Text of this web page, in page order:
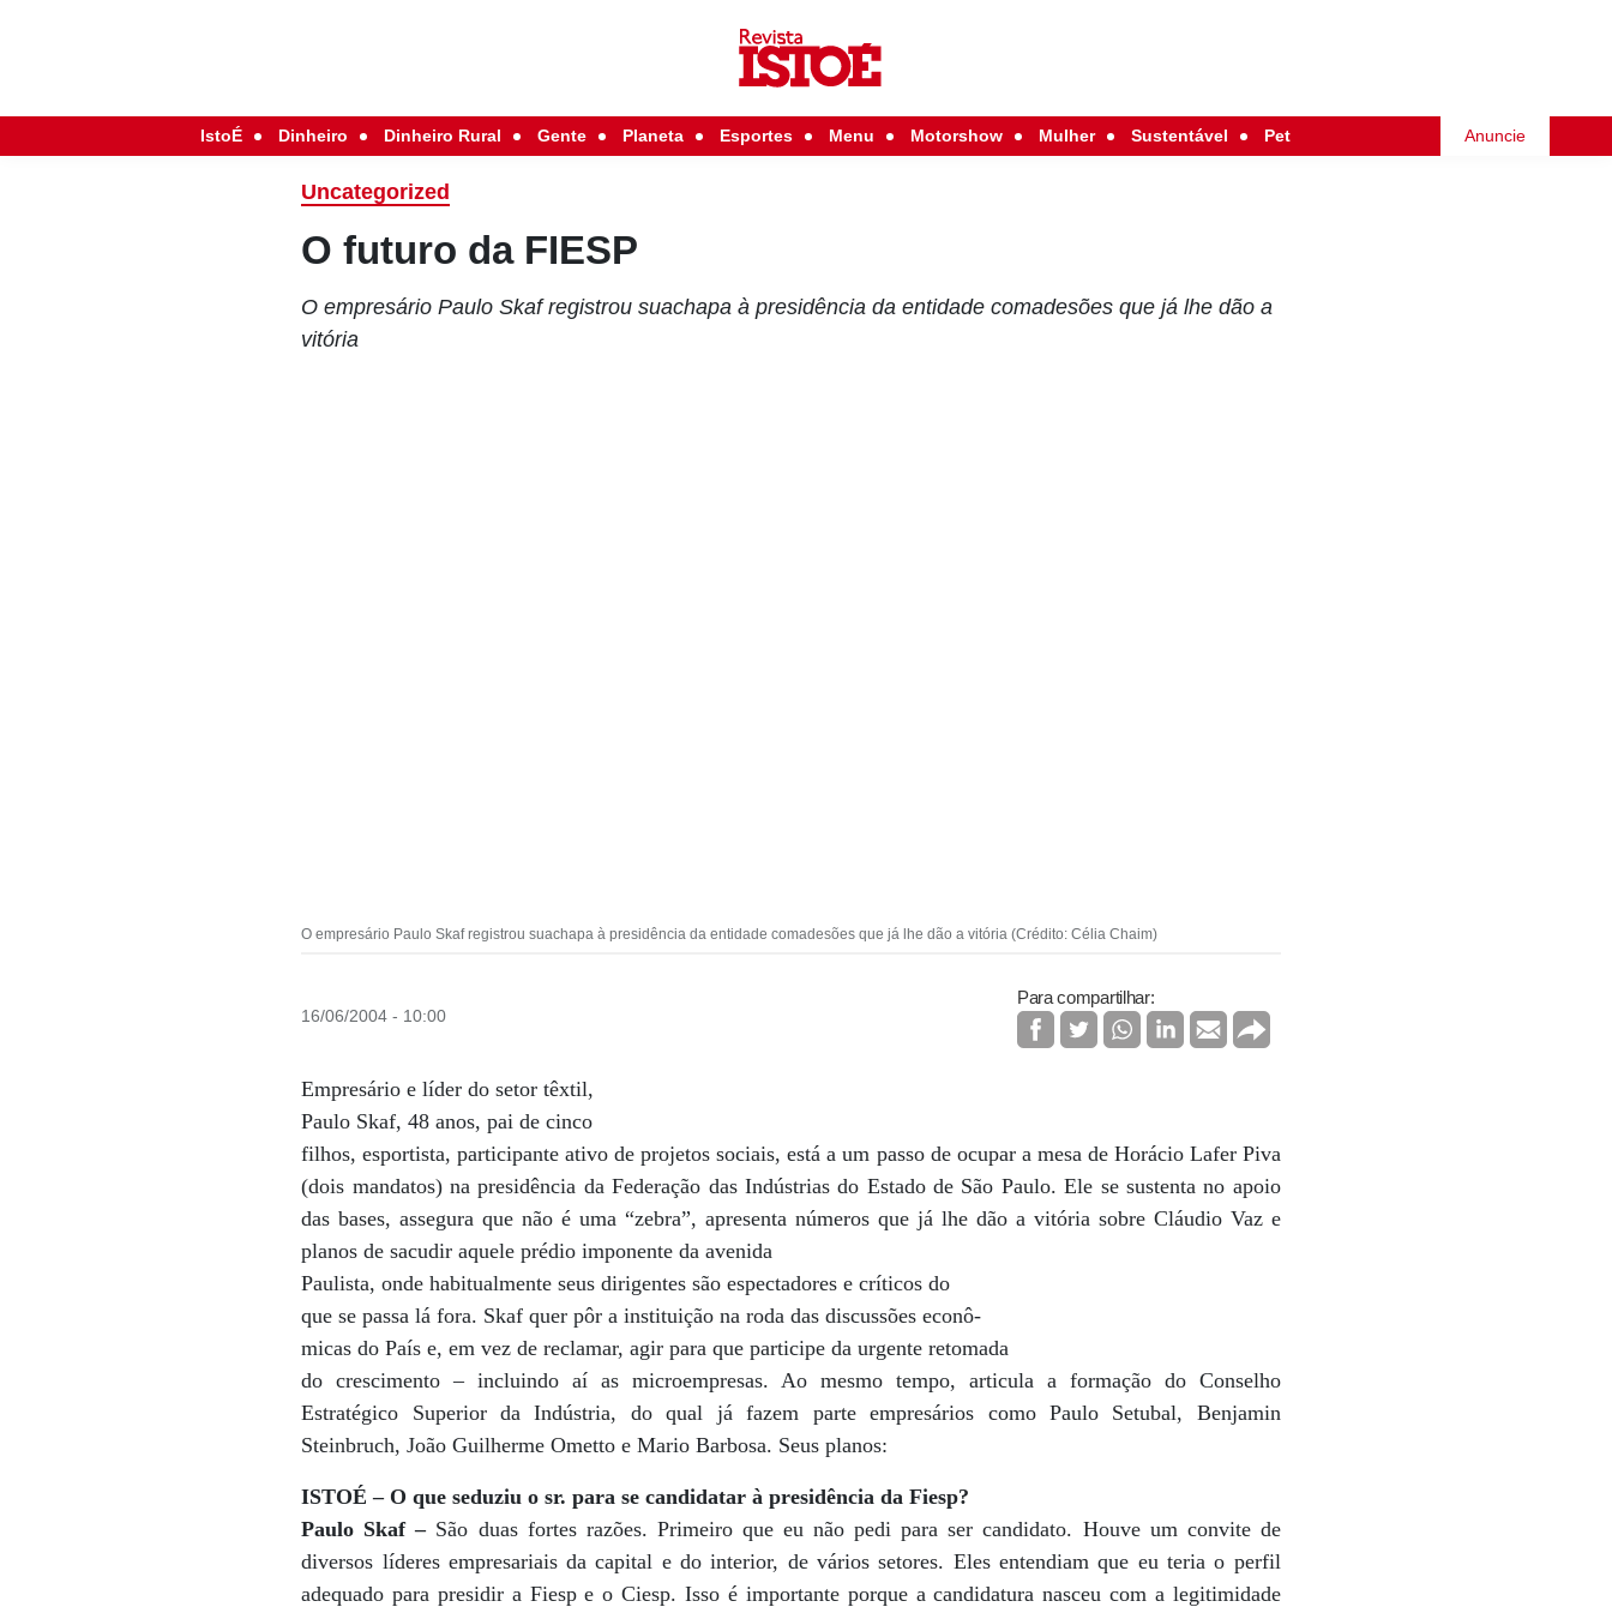
IstoÉ Dinheiro Dinheiro Rural Gente Planeta Esportes Menu Motorshow Mulher Sustentável Pet Anuncie
Uncategorized
O futuro da FIESP
O empresário Paulo Skaf registrou suachapa à presidência da entidade comadesões que já lhe dão a
vitória
O empresário Paulo Skaf registrou suachapa à presidência da entidade comadesões que já lhe dão a vitória (Crédito: Célia Chaim)
16/06/2004 - 10:00
Para compartilhar:
Empresário e líder do setor têxtil,
Paulo Skaf, 48 anos, pai de cinco
filhos, esportista, participante ativo de projetos sociais, está a um passo de ocupar a mesa de Horácio Lafer Piva
(dois mandatos) na presidência da Federação das Indústrias do Estado de São Paulo. Ele se sustenta no apoio
das bases, assegura que não é uma “zebra”, apresenta números que já lhe dão a vitória sobre Cláudio Vaz e
planos de sacudir aquele prédio imponente da avenida
Paulista, onde habitualmente seus dirigentes são espectadores e críticos do
que se passa lá fora. Skaf quer pôr a instituição na roda das discussões econô-
micas do País e, em vez de reclamar, agir para que participe da urgente retomada
do crescimento – incluindo aí as microempresas. Ao mesmo tempo, articula a formação do Conselho
Estratégico Superior da Indústria, do qual já fazem parte empresários como Paulo Setubal, Benjamin
Steinbruch, João Guilherme Ometto e Mario Barbosa. Seus planos:
ISTOÉ – O que seduziu o sr. para se candidatar à presidência da Fiesp?
Paulo Skaf –São duas fortes razões. Primeiro que eu não pedi para ser candidato. Houve um convite de
diversos líderes empresariais da capital e do interior, de vários setores. Eles entendiam que eu teria o perfil
adequado para presidir a Fiesp e o Ciesp. Isso é importante porque a candidatura nasceu com a legitimidade